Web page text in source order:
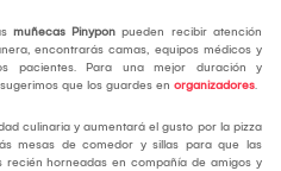
muñecas Pinypon pueden recibir atención
encontrarás camas, equipos médicos y
pacientes. Para una mejor duración y
que los guardes en organizadores.
culinaria y aumentará el gusto por la pizza
mesas de comedor y sillas para que las
recién horneadas en compañía de amigos y